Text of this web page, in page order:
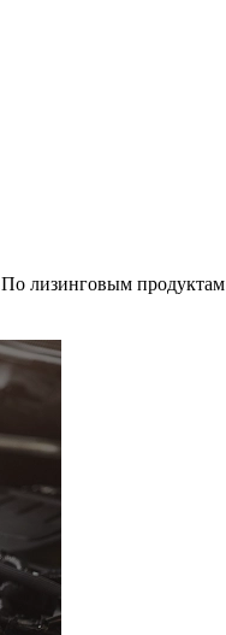
По лизинговым продуктам